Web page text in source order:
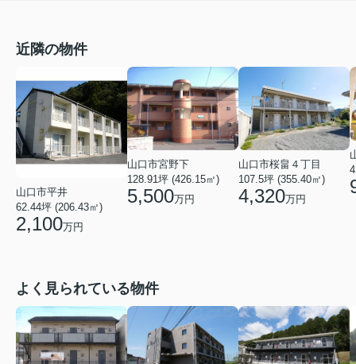
近隣の物件
山口市平井
62.44坪 (206.43㎡)
2,100万円
山口市宮野下
128.91坪 (426.15㎡)
5,500万円
山口市桜畠４丁目
107.5坪 (355.40㎡)
4,320万円
よく見られている物件